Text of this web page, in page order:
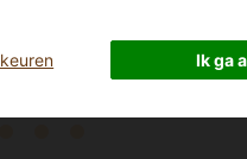
Ik ga
Bovolenta 2036
1 - 2Min